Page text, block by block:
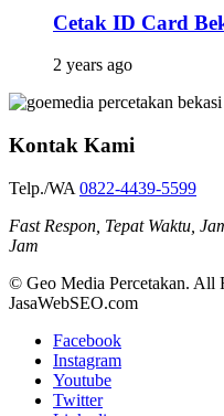
Cetak ID Card
2 years ago
Kontak Kami
Telp./WA 0822-4439-5599
Fast Respon, Tepat Waktu,
Jam
© Geo Media Percetakan. All
JasaWebSEO.com
Facebook
Instagram
Youtube
Twitter